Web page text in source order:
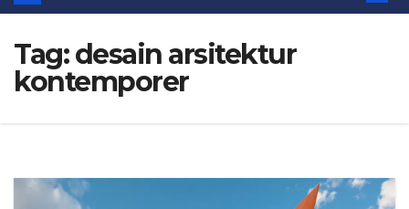
Tag:desain arsitektur
kontemporer